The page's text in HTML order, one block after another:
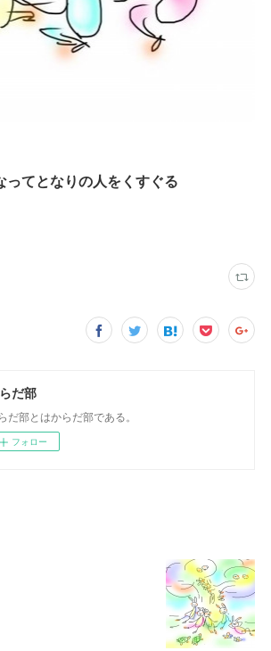
ってとなりの人をくすぐる
だ部
だ部とはからだ部である。
フォロー